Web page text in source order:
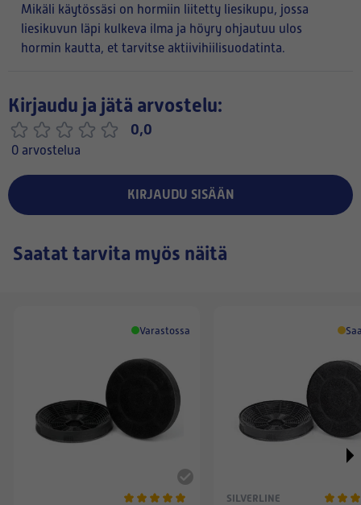
Mikäli käytössäsi on hormiin liitetty liesikupu, jossa
liesikuvun läpi kulkeva ilma ja höyry ohjautuu ulos
hormin kautta, et tarvitse aktiivihiilisuodatinta.
Kirjaudu ja jätä arvostelu:
0,0
0 arvostelua
KIRJAUDU SISÄÄN
Saatat tarvita myös näitä
Varastossa
SILVERLINE